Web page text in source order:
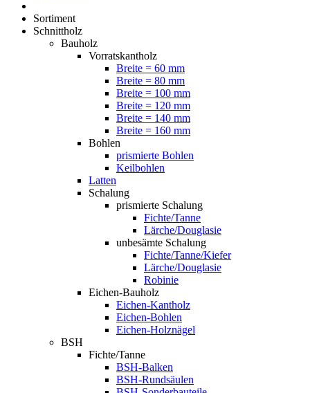
Sortiment
Schnittholz
Bauholz
Vorratskantholz
Breite = 60 mm
Breite = 80 mm
Breite = 100 mm
Breite = 120 mm
Breite = 140 mm
Breite = 160 mm
Bohlen
prismierte Bohlen
Keilbohlen
Latten
Schalung
prismierte Schalung
Fichte/Tanne
Lärche/Douglasie
unbesämte Schalung
Fichte/Tanne/Kiefer
Lärche/Douglasie
Robinie
Eichen-Bauholz
Eichen-Kantholz
Eichen-Bohlen
Eichen-Holznägel
BSH
Fichte/Tanne
BSH-Balken
BSH-Rundsäulen